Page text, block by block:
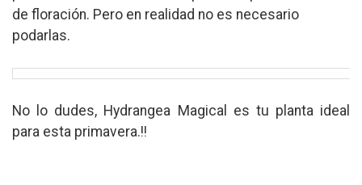
de floración. Pero en realidad no es necesario
podarlas.
No lo dudes, Hydrangea Magical es tu planta ideal
para esta primavera.!!